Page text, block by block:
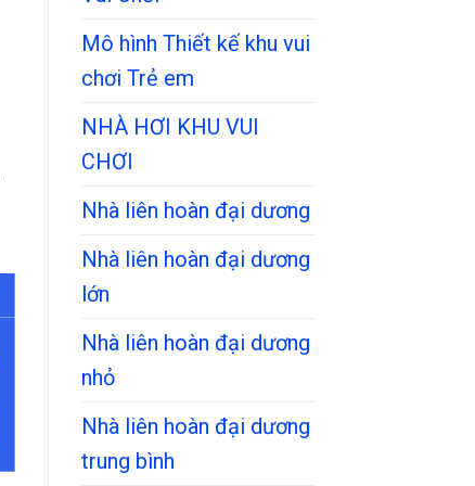
Mô hình Thiết kế khu vui
chơi Trẻ em
NHÀ HƠI KHU VUI
CHƠI
Nhà liên hoàn đại dương
Nhà liên hoàn đại dương
lớn
Nhà liên hoàn đại dương
nhỏ
Nhà liên hoàn đại dương
trung bình